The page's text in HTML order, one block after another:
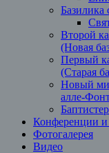
Базилика
Второй
(Новая
Первый
(Старая
Новый
алле-
Конференции
Фотогалерея
Видео